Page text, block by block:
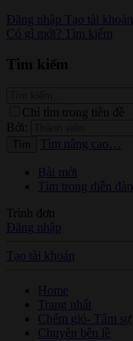
Đăng nhập Tạo tài khoản
Có gì mới? Tìm kiếm
Tìm kiếm
Chỉ tìm trong tiêu đề
Bởi:
Tìm nâng cao…
Bài mới
Tìm trong diễn đàn
Trình đơn
Đăng nhập
Tạo tài khoản
Home
Trang nhất
Chém gió- Tâm sự
Chuyện bên lề